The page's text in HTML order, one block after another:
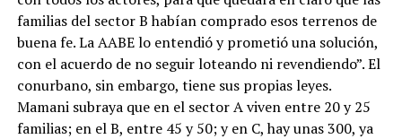
familias del sector B habían comprado esos terrenos de
buena fe. La AABE lo entendió y prometió una solución,
con el acuerdo de no seguir loteando ni revendiendo”. El
conurbano, sin embargo, tiene sus propias leyes.
Mamani subraya que en el sector A viven entre 20 y 25
familias; en el B, entre 45 y 50; y en C, hay unas 300, ya